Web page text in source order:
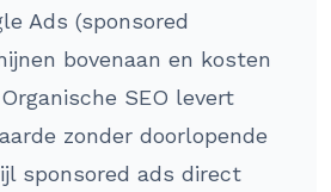
Ads (sponsored
bovenaan en kosten
SEO levert
zonder doorlopende
sponsored ads direct